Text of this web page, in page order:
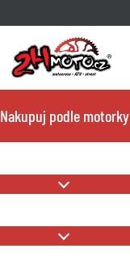
Nakupuj podle motorky